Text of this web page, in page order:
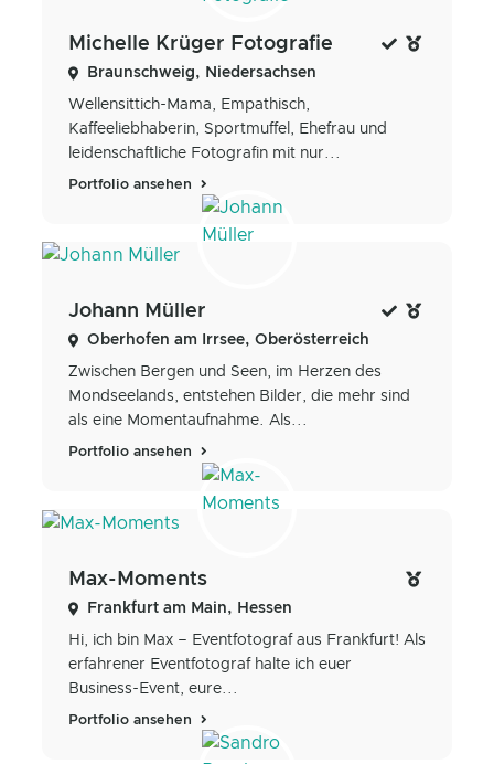
Michelle Krüger Fotografie
Braunschweig, Niedersachsen
Wellensittich-Mama, Empathisch,
Kaffeeliebhaberin, Sportmuffel, Ehefrau und
leidenschaftliche Fotografin mit nur...
Portfolio ansehen
Johann Müller
Oberhofen am Irrsee, Oberösterreich
Zwischen Bergen und Seen, im Herzen des
Mondseelands, entstehen Bilder, die mehr sind
als eine Momentaufnahme. Als...
Portfolio ansehen
Max-Moments
Frankfurt am Main, Hessen
Hi, ich bin Max – Eventfotograf aus Frankfurt! Als
erfahrener Eventfotograf halte ich euer
Business-Event, eure...
Portfolio ansehen